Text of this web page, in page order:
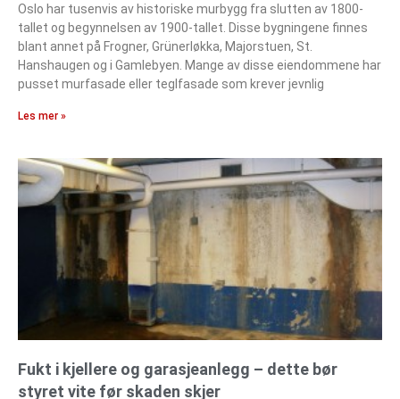
Oslo har tusenvis av historiske murbygg fra slutten av 1800-
tallet og begynnelsen av 1900-tallet. Disse bygningene finnes
blant annet på Frogner, Grünerløkka, Majorstuen, St.
Hanshaugen og i Gamlebyen. Mange av disse eiendommene har
pusset murfasade eller teglfasade som krever jevnlig
Les mer »
Fukt i kjellere og garasjeanlegg – dette bør
styret vite før skaden skjer